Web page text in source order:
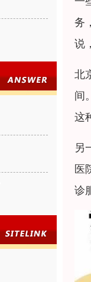
务
说
北
间
这
另
医
诊